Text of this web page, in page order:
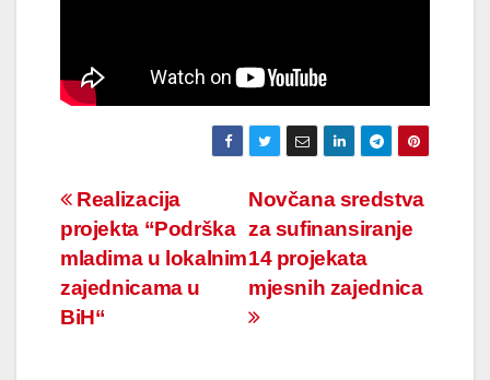
Navigacija
članaka
Novčana sredstva
za sufinansiranje
14 projekata
mjesnih zajednica
Realizacija
projekta “Podrška
mladima u lokalnim
zajednicama u
BiH“